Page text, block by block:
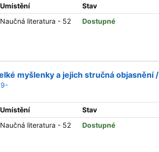
Umístění
Stav
Naučná literatura - 52 Dostupné
myšlenky a jejich stručná objasnění /
Umístění
Stav
Naučná literatura - 52 Dostupné